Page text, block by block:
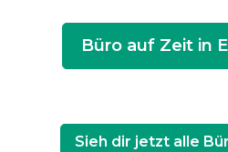
Büro auf Zeit in
Sieh dir jetzt alle